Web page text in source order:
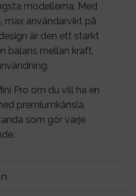
modellerna. Med
max användarvikt på
är den ett starkt
balans mellan kraft,
Pro om du vill ha en
premiumkänsla,
som gör varje